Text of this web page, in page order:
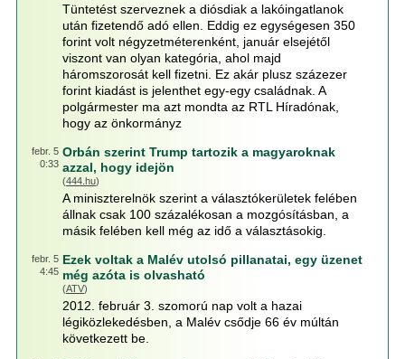
Tüntetést szerveznek a diósdiak a lakóingatlanok
után fizetendő adó ellen. Eddig ez egységesen 350
forint volt négyzetméterenként, január elsejétől
viszont van olyan kategória, ahol majd
háromszorosát kell fizetni. Ez akár plusz százezer
forint kiadást is jelenthet egy-egy családnak. A
polgármester ma azt mondta az RTL Híradónak,
hogy az önkormányz
febr. 5
0:33
Orbán szerint Trump tartozik a magyaroknak
azzal, hogy idejön
(444.hu)
A miniszterelnök szerint a választókerületek felében
állnak csak 100 százalékosan a mozgósításban, a
másik felében kell még az idő a választásokig.
febr. 5
4:45
Ezek voltak a Malév utolsó pillanatai, egy üzenet
még azóta is olvasható
(ATV)
2012. február 3. szomorú nap volt a hazai
légiközlekedésben, a Malév csődje 66 év múltán
következett be.